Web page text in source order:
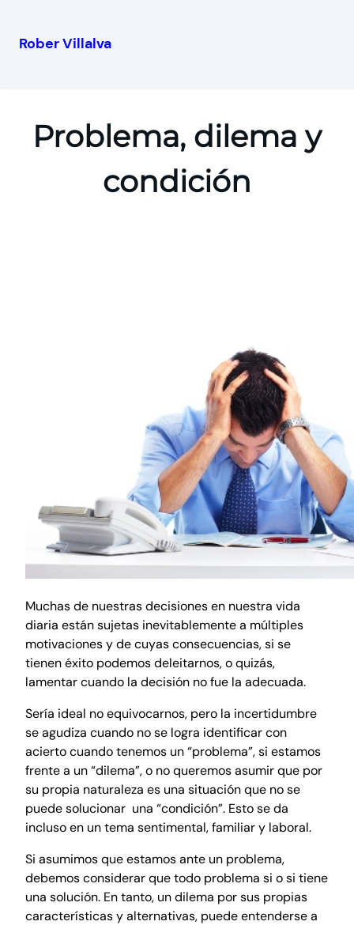
Rober Villalva
Problema, dilema y
condición
Muchas de nuestras decisiones en nuestra vida
diaria están sujetas inevitablemente a múltiples
motivaciones y de cuyas consecuencias, si se
tienen éxito podemos deleitarnos, o quizás,
lamentar cuando la decisión no fue la adecuada.
Sería ideal no equivocarnos, pero la incertidumbre
se agudiza cuando no se logra identificar con
acierto cuando tenemos un “problema”, si estamos
frente a un “dilema”, o no queremos asumir que por
su propia naturaleza es una situación que no se
puede solucionar una “condición”. Esto se da
incluso en un tema sentimental, familiar y laboral.
Si asumimos que estamos ante un problema,
debemos considerar que todo problema si o si tiene
una solución. En tanto, un dilema por sus propias
características y alternativas, puede entenderse a